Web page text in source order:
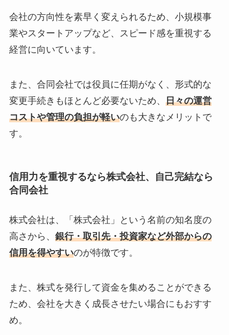
会社の方向性を素早く変えられるため、小規模事
業やスタートアップなど、スピード感を重視する
経営に向いています。
また、合同会社では役員に任期がなく、形式的な
変更手続きもほとんど必要ないため、 日々の運営
コストや管理の負担が軽いのも大きなメリットで
す。
信用力を重視するなら株式会社、自己完結なら
合同会社
株式会社は、「株式会社」という名前の知名度の
高さから、 銀行・取引先・投資家など外部からの
信用を得やすいのが特徴です。
また、株式を発行して資金を集めることができる
ため、会社を大きく成長させたい場合にもおすす
め。